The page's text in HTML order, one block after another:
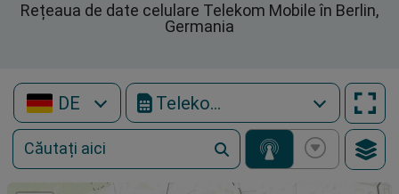
Rețeaua de date celulare Telekom Mobile în Berlin,
Germania
DE Telekom Mobile